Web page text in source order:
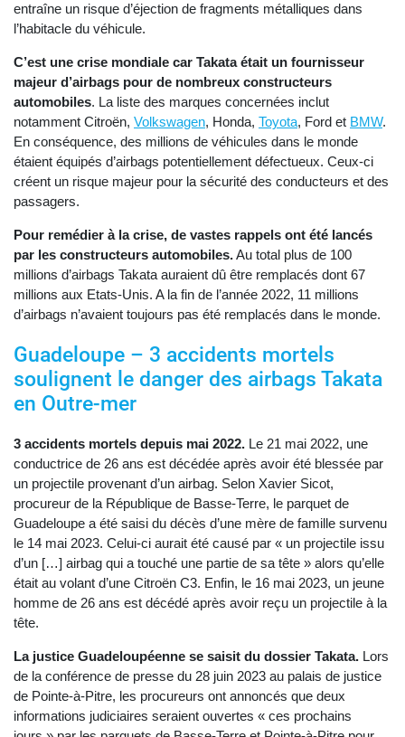
entraîne un risque d’éjection de fragments métalliques dans
l’habitacle du véhicule.
C’est une crise mondiale car Takata était un fournisseur
majeur d’airbags pour de nombreux constructeurs
automobiles. La liste des marques concernées inclut
notamment Citroën, Volkswagen, Honda, Toyota, Ford et BMW.
En conséquence, des millions de véhicules dans le monde
étaient équipés d’airbags potentiellement défectueux. Ceux-ci
créent un risque majeur pour la sécurité des conducteurs et des
passagers.
Pour remédier à la crise, de vastes rappels ont été lancés
par les constructeurs automobiles.Au total plus de 100
millions d’airbags Takata auraient dû être remplacés dont 67
millions aux Etats-Unis. A la fin de l’année 2022, 11 millions
d’airbags n’avaient toujours pas été remplacés dans le monde.
Guadeloupe – 3 accidents mortels
soulignent le danger des airbags Takata
en Outre-mer
3 accidents mortels depuis mai 2022. Le 21 mai 2022, une
conductrice de 26 ans est décédée après avoir été blessée par
un projectile provenant d’un airbag. Selon Xavier Sicot,
procureur de la République de Basse-Terre, le parquet de
Guadeloupe a été saisi du décès d’une mère de famille survenu
le 14 mai 2023. Celui-ci aurait été causé par « un projectile issu
d’un […] airbag qui a touché une partie de sa tête » alors qu’elle
était au volant d’une Citroën C3. Enfin, le 16 mai 2023, un jeune
homme de 26 ans est décédé après avoir reçu un projectile à la
tête.
La justice Guadeloupéenne se saisit du dossier Takata. Lors
de la conférence de presse du 28 juin 2023 au palais de justice
de Pointe-à-Pitre, les procureurs ont annoncés que deux
informations judiciaires seraient ouvertes « ces prochains